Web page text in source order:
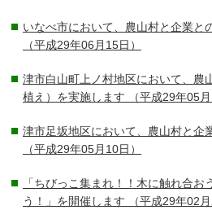
いなべ市において、農山村と企業と
（平成29年06月15日）
津市白山町上ノ村地区において、農
植え）を実施します （平成29年05月
津市足坂地区において、農山村と企
（平成29年05月10日）
「ちびっこ集まれ！！木に触れ合お
う！」を開催します （平成29年02月